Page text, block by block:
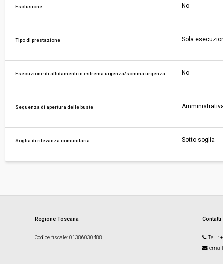
Esclusione No
Tipo di prestazione Sola
Esecuzione di affidamenti in estrema urgenza/somma urgenza No
Sequenza di apertura delle buste
Soglia di rilevanza comunitaria Sotto soglia
Regione Toscana
Codice fiscale: 01386030488 Tel. :
email